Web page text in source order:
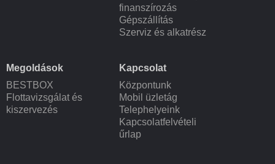
finanszírozás
Gépszállítás
Szerviz és alkatrész
Megoldások
BESTBOX
Flottavizsgálat és
kiszervezés
Kapcsolat
Központunk
Mobil üzletág
Telephelyeink
Kapcsolatfelvételi
űrlap